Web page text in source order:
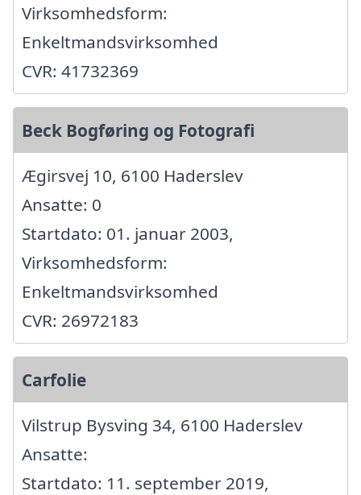
Virksomhedsform:
Enkeltmandsvirksomhed
CVR: 41732369
Beck Bogføring og Fotografi
Ægirsvej 10, 6100 Haderslev
Ansatte: 0
Startdato: 01. januar 2003,
Virksomhedsform:
Enkeltmandsvirksomhed
CVR: 26972183
Carfolie
Vilstrup Bysving 34, 6100 Haderslev
Ansatte:
Startdato: 11. september 2019,